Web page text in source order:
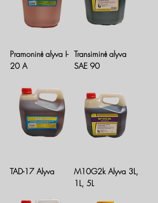
Pramoninė alyva I-
20 A
Transiminė alyva
SAE 90
TAD-17 Alyva
M10G2k Alyva 3L,
1L, 5L